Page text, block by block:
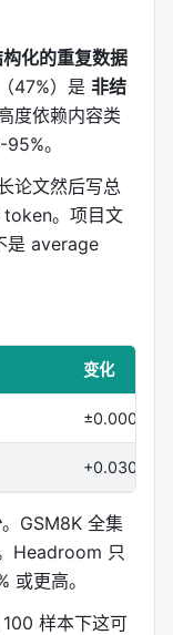
Headroom 的
是结构化压
）
"line": 42,
"line": 15,
"status"],
化的重复数据
47%）是 非结
度依赖内容类
。
论文然后写总
。项目文
是 average
变化
±0.000
+0.030
。GSM8K 全集
Headroom 只
或更高。
样本下这可